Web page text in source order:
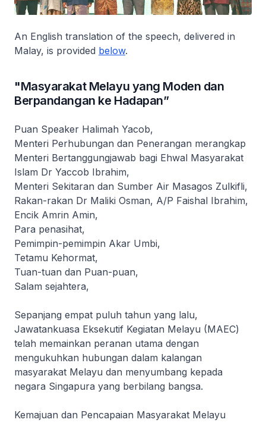
An English translation of the speech, delivered in
Malay, is provided below.
"Masyarakat Melayu yang Moden dan
Berpandangan ke Hadapan”
Puan Speaker Halimah Yacob,
Menteri Perhubungan dan Penerangan merangkap
Menteri Bertanggungjawab bagi Ehwal Masyarakat
Islam Dr Yaccob Ibrahim,
Menteri Sekitaran dan Sumber Air Masagos Zulkifli,
Rakan-rakan Dr Maliki Osman, A/P Faishal Ibrahim,
Encik Amrin Amin,
Para penasihat,
Pemimpin-pemimpin Akar Umbi,
Tetamu Kehormat,
Tuan-tuan dan Puan-puan,
Salam sejahtera,
Sepanjang empat puluh tahun yang lalu,
Jawatankuasa Eksekutif Kegiatan Melayu (MAEC)
telah memainkan peranan utama dengan
mengukuhkan hubungan dalam kalangan
masyarakat Melayu dan menyumbang kepada
negara Singapura yang berbilang bangsa.
Kemajuan dan Pencapaian Masyarakat Melayu